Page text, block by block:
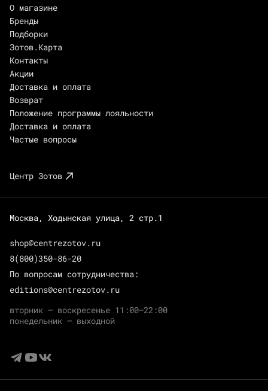
О магазине
Бренды
Подборки
Зотов.Карта
Контакты
Акции
Доставка и оплата
Возврат
Положение программы лояльности
Доставка и оплата
Частые вопросы
Центр Зотов
Москва, Ходынская улица, 2 стр.1
shop@centrezotov.ru
8(800)350-86-20
По вопросам сотрудничества:
editions@centrezotov.ru
вторник — воскресенье 11:00–22:00
понедельник — выходной